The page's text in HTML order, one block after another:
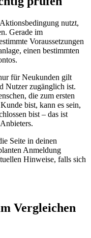
nutzt,
Gerade im
Voraussetzungen
einen bestimmten
für Neukunden gilt
Nutzer zugänglich ist.
die zum ersten
bist, kann es sein,
bist – das ist
Seite in deinen
Anmeldung
Hinweise, falls sich
Vergleichen